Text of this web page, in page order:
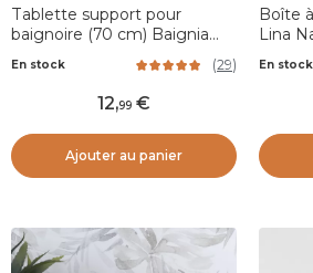
Tablette support pour
baignoire (70 cm) Baignia
En stock (29)
12,99
Ajouter au panier
Boîte
Lina
En stock